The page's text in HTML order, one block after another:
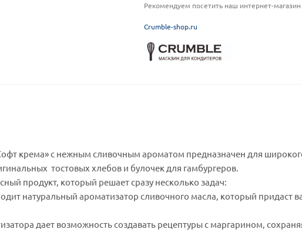
Рекомендуем посетить наш интернет-
Crumble-shop.ru
крема» с нежным сливочным ароматом предназначен для
тостовых хлебов и булочек для гамбургеров.
продукт, который решает сразу несколько задач:
натуральный ароматизатор сливочного масла, который придаст
дает возможность создавать рецептуры с маргарином,